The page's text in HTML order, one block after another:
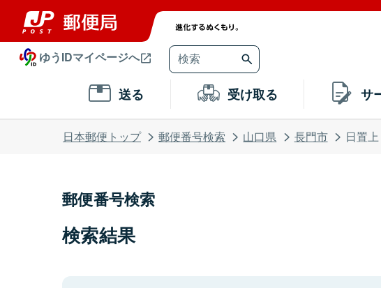
ゆうIDマイページへ
送る 受け取る サ
日本郵便トップ 郵便番号検索 山口県 長門市 日置上
郵便番号検索
検索結果